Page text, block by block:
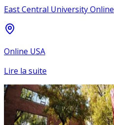
East Central University Online
Online USA
Lire la suite